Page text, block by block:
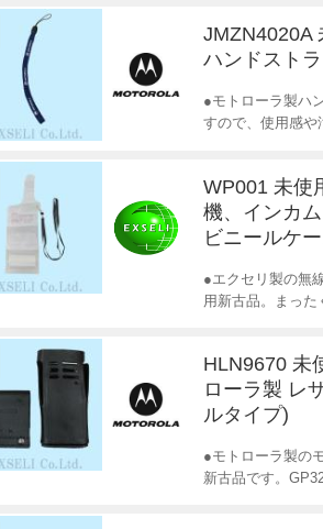
JMZN4020A
ハンドスト
●モトローラ製ハ
すので、使用感や
WP001 未使
機、インカ
ビニールケ
●エクセリ製の無
用新古品。まった
HLN9670 未
ローラ製 レ
ルタイプ)
●モトローラ製の
新古品です。